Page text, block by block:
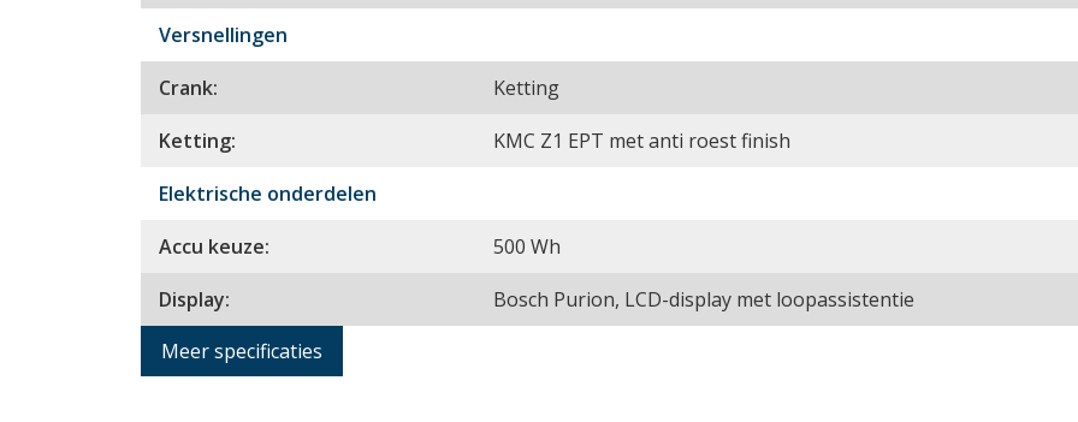
Versnellingen
Crank:
Ketting
Ketting:
KMC Z1 EPT met anti roest finish
Elektrische onderdelen
Accu keuze:
500 Wh
Display:
Bosch Purion, LCD-display met loopassistentie
Meer specificaties